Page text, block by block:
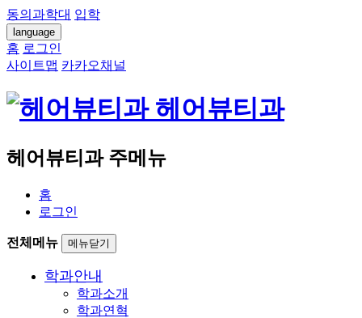
동의과학대 입학
language
홈 로그인
사이트맵 카카오채널
헤어뷰티과
헤어뷰티과 주메뉴
홈
로그인
전체메뉴 메뉴닫기
학과안내
학과소개
학과연혁